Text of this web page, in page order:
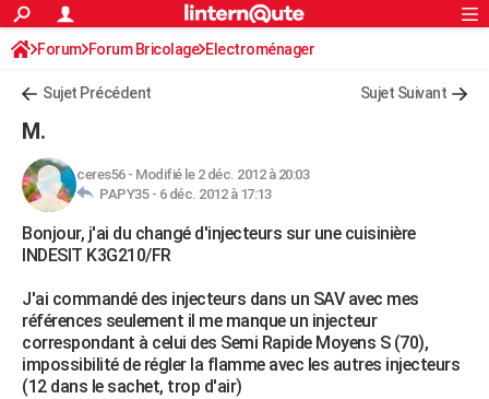
ACTUALITÉS
Politique
Société
Faits Divers
Education
Monde
Villes
+
FINANCE
Retraite
Impôts
Epargne
Immobilier
Risques naturels par ville
Banque
Assurance
Crédit
AUTO
Essais
Réserver un essai
Citadines
Berlines
SUV
Forum auto
+HIGH-TECH
BRICOLAGE
Forum
Aménagement intérieur
Extérieur
Cuisine
Salle de bains
Jardinage
Rangement
WEEK-END
Guides de France
Escapades
Patrimoine
Expositions
Musées
Week-end nature
+LIFESTYLE
S'inscrire
Connexion
Forum Forum Bricolage Electroménager
Sujet Précédent Sujet Suivant
M.
ceres56- Modifié le 2 déc. 2012 à 20:03
PAPY35 - 6 déc. 2012 à 17:13
Bonjour, j'ai du changé d'injecteurs sur une cuisinière
INDESIT K3G210/FR
J'ai commandé des injecteurs dans un SAV avec mes
références seulement il me manque un injecteur
correspondant à celui des Semi Rapide Moyens S (70),
impossibilité de régler la flamme avec les autres injecteurs
(12 dans le sachet, trop d'air)